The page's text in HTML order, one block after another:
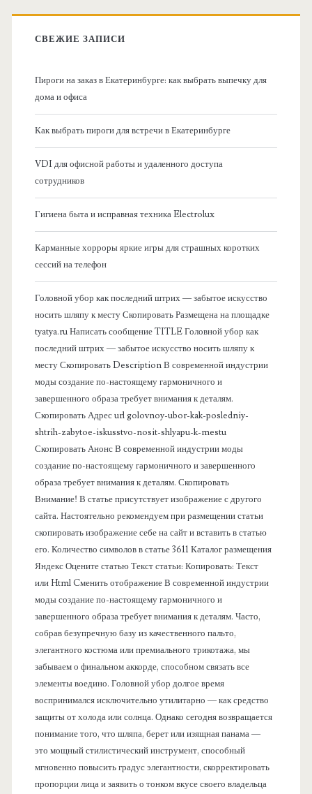
:
СВЕЖИЕ ЗАПИСИ
Пироги на заказ в Екатеринбурге: как выбрать выпечку для
дома и офиса
Как выбрать пироги для встречи в Екатеринбурге
VDI для офисной работы и удаленного доступа
сотрудников
Гигиена быта и исправная техника Electrolux
Карманные хорроры яркие игры для страшных коротких
сессий на телефон
Головной убор как последний штрих — забытое искусство
носить шляпу к месту Скопировать Размещена на площадке
tyatya.ru Написать сообщение TITLE Головной убор как
последний штрих — забытое искусство носить шляпу к
месту Скопировать Description В современной индустрии
моды создание по-настоящему гармоничного и
завершенного образа требует внимания к деталям.
Скопировать Адрес url golovnoy-ubor-kak-posledniy-
shtrih-zabytoe-iskusstvo-nosit-shlyapu-k-mestu
Скопировать Анонс В современной индустрии моды
создание по-настоящему гармоничного и завершенного
образа требует внимания к деталям. Скопировать
Внимание! В статье присутствует изображение с другого
сайта. Настоятельно рекомендуем при размещении статьи
скопировать изображение себе на сайт и вставить в статью
его. Количество символов в статье 3611 Каталог размещения
Яндекс Оцените статью Текст статьи: Копировать: Текст
или Html Cменить отображение В современной индустрии
моды создание по-настоящему гармоничного и
завершенного образа требует внимания к деталям. Часто,
собрав безупречную базу из качественного пальто,
элегантного костюма или премиального трикотажа, мы
забываем о финальном аккорде, способном связать все
элементы воедино. Головной убор долгое время
воспринимался исключительно утилитарно — как средство
защиты от холода или солнца. Однако сегодня возвращается
понимание того, что шляпа, берет или изящная панама —
это мощный стилистический инструмент, способный
мгновенно повысить градус элегантности, скорректировать
пропорции лица и заявить о тонком вкусе своего владельца